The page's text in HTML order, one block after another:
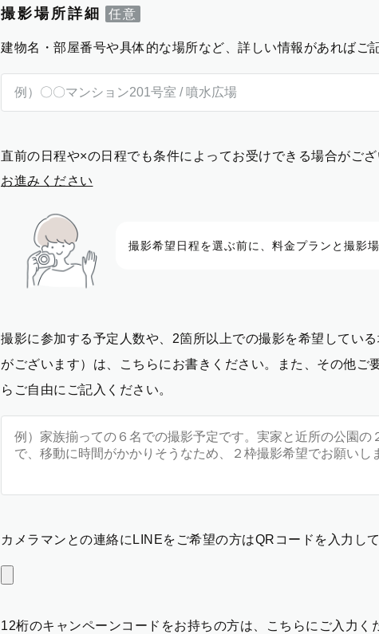
撮影場所詳細
建物名・部屋番号や具体的な場所など、詳しい情報があればご
直前の日程や×の日程でも条件によってお受けできる場合がござ
お進みください
撮影希望日程を選ぶ前に、料金プランと撮影
撮影に参加する予定人数や、2箇所以上での撮影を希望してい
がございます）は、こちらにお書きください。また、その他ご
らご自由にご記入ください。
カメラマンとの連絡にLINEをご希望の方はQRコードを入力して
12桁のキャンペーンコードをお持ちの方は、こちらにご入力く